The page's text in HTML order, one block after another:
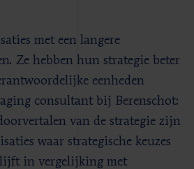
met een langere
Ze hebben hun strategie beter
eenheden
consultant bij Berenschot:
van de strategie zijn
waar strategische keuzes
in vergelijking met